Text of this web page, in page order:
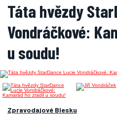
Táta hvězdy
Vondráčkové:
u soudu!
Zpravodajové Blesku